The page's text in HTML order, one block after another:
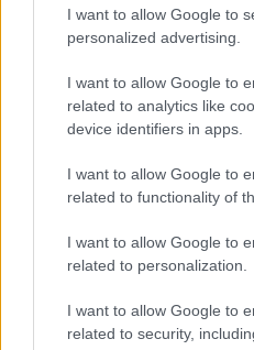
I want to allow Google to
personalized advertising.
I want to allow Google to
related to analytics like
device identifiers in apps.
I want to allow Google to
related to functionality of
I want to allow Google to
related to personalization.
I want to allow Google to
related to security,
απόδημοιθα
ψήφο, δηλαδή δεν θα
ενώ οιΈλληνες εκλογείς
δυνατότητες: δηλαδή